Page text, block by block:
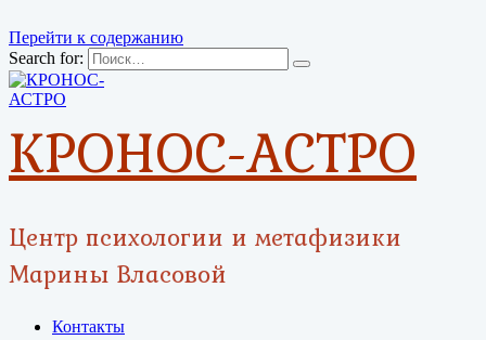
Перейти к содержанию
Search for:
КРОНОС-АСТРО
Центр психологии и метафизики
Марины Власовой
Контакты